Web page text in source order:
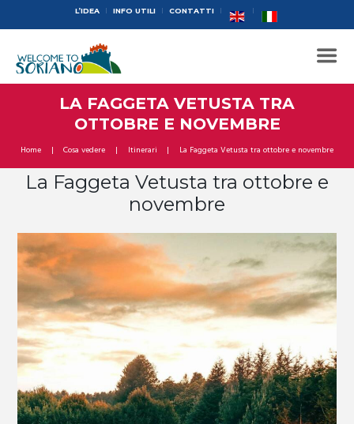
L’IDEA INFO UTILI CONTATTI
LA FAGGETA VETUSTA TRA
OTTOBRE E NOVEMBRE
Home Cosa vedere Itinerari La Faggeta Vetusta tra ottobre e novembre
La Faggeta Vetusta tra ottobre e
novembre